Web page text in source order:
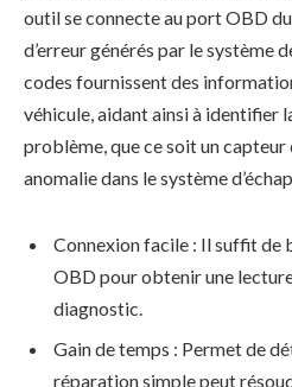
outil se connecte au port OBD
d’erreur générés par le système
codes fournissent des
véhicule, aidant ainsi à identifier
problème, que ce soit un capteur
anomalie dans le système
Connexion facile : Il suffit de
OBD pour obtenir une
diagnostic.
Gain de temps : Permet de
réparation simple peut